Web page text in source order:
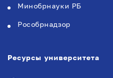
Минобрнауки РБ
Рособрнадзор
Ресурсы университета